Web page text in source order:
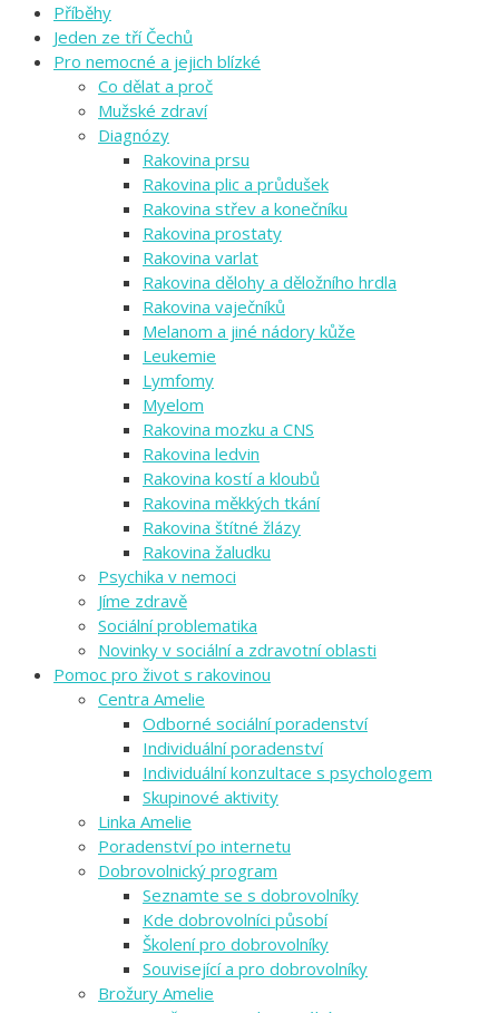
Příběhy
Jeden ze tří Čechů
Pro nemocné a jejich blízké
Co dělat a proč
Mužské zdraví
Diagnózy
Rakovina prsu
Rakovina plic a průdušek
Rakovina střev a konečníku
Rakovina prostaty
Rakovina varlat
Rakovina dělohy a děložního hrdla
Rakovina vaječníků
Melanom a jiné nádory kůže
Leukemie
Lymfomy
Myelom
Rakovina mozku a CNS
Rakovina ledvin
Rakovina kostí a kloubů
Rakovina měkkých tkání
Rakovina štítné žlázy
Rakovina žaludku
Psychika v nemoci
Jíme zdravě
Sociální problematika
Novinky v sociální a zdravotní oblasti
Pomoc pro život s rakovinou
Centra Amelie
Odborné sociální poradenství
Individuální poradenství
Individuální konzultace s psychologem
Skupinové aktivity
Linka Amelie
Poradenství po internetu
Dobrovolnický program
Seznamte se s dobrovolníky
Kde dobrovolníci působí
Školení pro dobrovolníky
Související a pro dobrovolníky
Brožury Amelie